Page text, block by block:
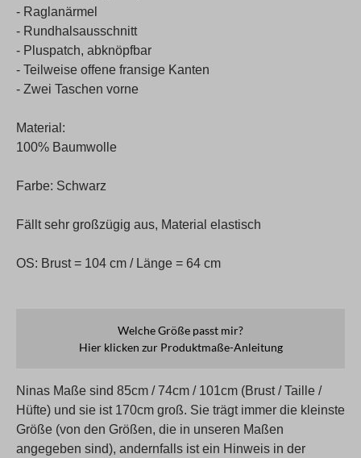
- Raglanärmel
- Rundhalsausschnitt
- Pluspatch, abknöpfbar
- Teilweise offene fransige Kanten
- Zwei Taschen vorne
Material:
100% Baumwolle
Farbe: Schwarz
Fällt sehr großzügig aus, Material elastisch
OS: Brust = 104 cm / Länge = 64 cm
Welche Größe passt mir?
Hier klicken zur Produktmaße-Anleitung
Ninas Maße sind 85cm / 74cm / 101cm (Brust / Taille /
Hüfte) und sie ist 170cm groß. Sie trägt immer die kleinste
Größe (von den Größen, die in unseren Maßen
angegeben sind), andernfalls ist ein Hinweis in der